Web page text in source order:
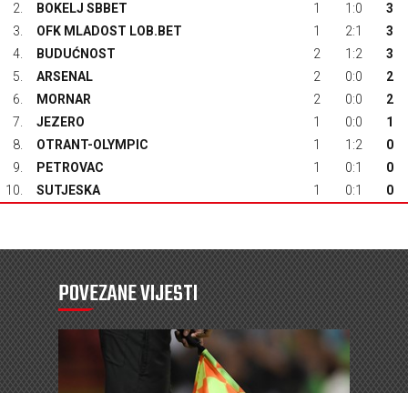
2.
BOKELJ SBBET 1 1:0
3
3.
OFK MLADOST LOB.BET 1 2:1
3
4.
BUDUĆNOST 2 1:2
3
5.
ARSENAL 2 0:0
2
6.
MORNAR 2 0:0
2
7.
JEZERO 1 0:0
1
8.
OTRANT-OLYMPIC 1 1:2
0
9.
PETROVAC 1 0:1
0
10.
SUTJESKA 1 0:1 0
POVEZANE VIJESTI